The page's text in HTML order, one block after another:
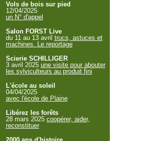
Vols de bois sur pied
12/04/2025
un N° d'appel
Salon FORST Live
du 11 au 13 avril trucs, astuces et
machines. Le reportage
Scierie SCHILLIGER
3 avril 2025 une visite pour abouter
les sylviculteurs au produit fini
L'école au soleil
04/04/2025
avec l'école de Plaine
Libérez les forêts
28 mars 2025 coopérer, aider,
reconstituer